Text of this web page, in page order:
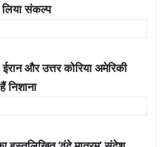
लिया संकल्प
और उत्तर कोरिया अमेरिकी
निशाना